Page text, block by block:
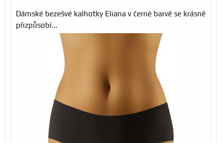
Dámské bezešvé kalhotky Eliana v černé barvě se krásně
přizpůsobí...